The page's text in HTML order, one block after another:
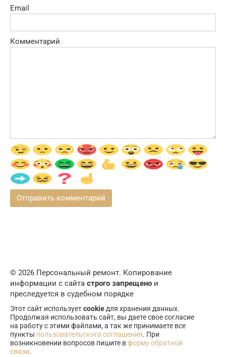
Email
Комментарий
© 2026 Персональный ремонт. Копирование
информации с сайта строго запрещено и
преследуется в судебном порядке
Этот сайт используетcookie для хранения данных.
Продолжая использовать сайт, вы даете свое согласие
на работу с этими файлами, а так же принимаете все
пункты пользовательского соглашения. При
возникновении вопросов пишите вформу обратной
связи.